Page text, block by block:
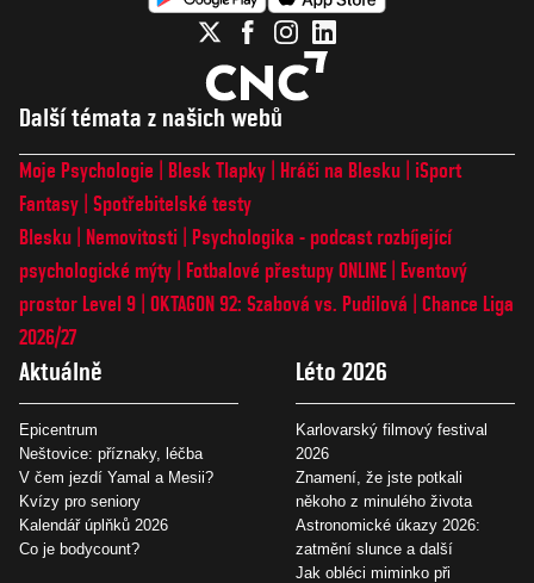
Další témata z našich webů
Moje Psychologie Blesk Tlapky Hráči na Blesku
iSport
Fantasy Spotřebitelské testy
Blesku
Nemovitosti
Psychologika - podcast rozbíjející
psychologické mýty
Fotbalové přestupy ONLINE
Eventový
prostor Level 9 OKTAGON 92: Szabová vs. Pudilová
Chance Liga
2026/27
Aktuálně
Epicentrum
Neštovice: příznaky, léčba
V čem jezdí Yamal a Mesii?
Kvízy pro seniory
Kalendář úplňků 2026
Co je bodycount?
Léto 2026
Karlovarský filmový festival
2026
Znamení, že jste potkali
někoho z minulého života
Astronomické úkazy 2026:
zatmění slunce a další
Jak obléci miminko při